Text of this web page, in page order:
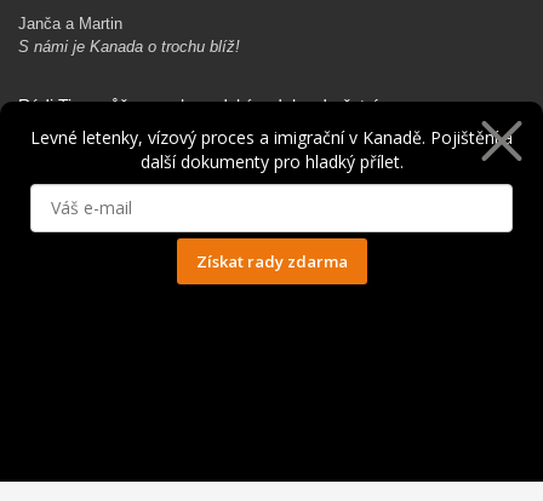
Janča a Martin
S námi je Kanada o trochu blíž!
Rádi Ti pomůžeme s kanadským dobrodružstvím…
Levné letenky, vízový proces a imigrační v Kanadě. Pojištění a
další dokumenty pro hladký přílet.
Získat rady zdarma